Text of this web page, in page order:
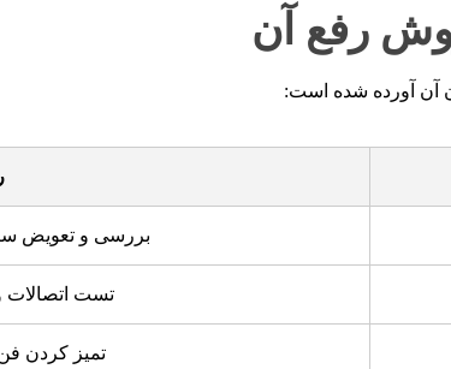
رفع آن
آن آورده شده است:
بررسی و تعویض
تست اتصالات
تمیز کردن